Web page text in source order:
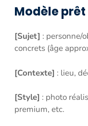
Modèle
[Sujet] : personne/
concrets (âge
[Contexte] : lieu,
[Style] : photo
premium, etc.